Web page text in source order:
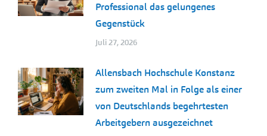
Professional das gelungenes
Gegenstück
Juli 27, 2026
Allensbach Hochschule Konstanz
zum zweiten Mal in Folge als einer
von Deutschlands begehrtesten
Arbeitgebern ausgezeichnet